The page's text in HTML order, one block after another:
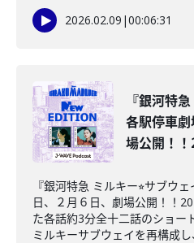
2026.02.09 |00:06:31
『銀河特
各駅停車
場公開！
『銀河特急 ミルキー⭐︎サブウ
日、２月６日、劇場公開！！
た各話約3分全十二話のショー
ミルキーサブウェイを再構成し